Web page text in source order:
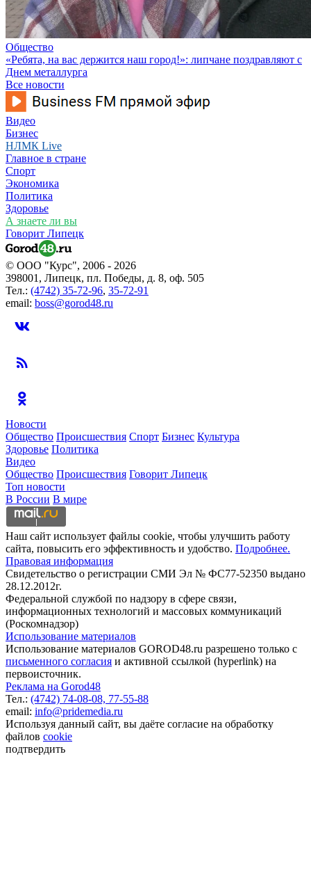
Общество
«Ребята, на вас держится наш город!»: липчане поздравляют с
Днем металлурга
Все новости
Видео
Бизнес
НЛМК Live
Главное в стране
Спорт
Экономика
Политика
Здоровье
А знаете ли вы
Говорит Липецк
© ООО "Курс", 2006 - 2026
398001, Липецк, пл. Победы, д. 8, оф. 505
Тел.: (4742) 35-72-96, 35-72-91
email: boss@gorod48.ru
Новости
Общество Происшествия Спорт Бизнес Культура
Здоровье Политика
Видео
Общество Происшествия Говорит Липецк
Топ новости
В России В мире
Наш сайт использует файлы cookie, чтобы улучшить работу
сайта, повысить его эффективность и удобство. Подробнее.
Правовая информация
Свидетельство о регистрации СМИ Эл № ФС77-52350 выдано
28.12.2012г.
Федеральной службой по надзору в сфере связи,
информационных технологий и массовых коммуникаций
(Роскомнадзор)
Использование материалов
Использование материалов GOROD48.ru разрешено только с
письменного согласия и активной ссылкой (hyperlink) на
первоисточник.
Реклама на Gorod48
Тел.: (4742) 74-08-08, 77-55-88
email: info@pridemedia.ru
Используя данный сайт, вы даёте согласие на обработку
файлов cookie
подтвердить